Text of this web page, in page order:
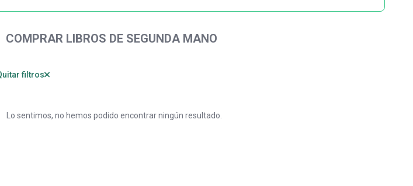
COMPRAR LIBROS DE SEGUNDA MANO
filtros
Lo sentimos, no hemos podido encontrar ningún resultado.